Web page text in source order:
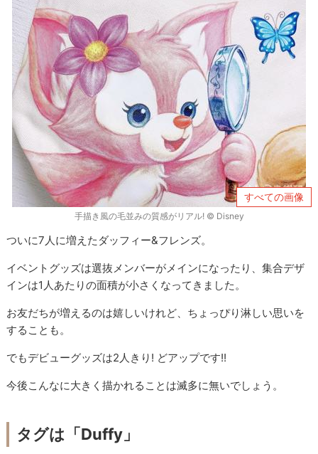
すべての画像
手描き風の毛並みの質感がリアル! © Disney
ついに7人に増えたダッフィー&フレンズ。
イベントグッズは選抜メンバーがメインになったり、集合デザ
インは1人あたりの面積が小さくなってきました。
お友だちが増えるのは嬉しいけれど、ちょっぴり淋しい思いを
することも。
でもデビューグッズは2人きり! どアップです!!
今後こんなに大きく描かれることは滅多に無いでしょう。
タグは「Duffy」